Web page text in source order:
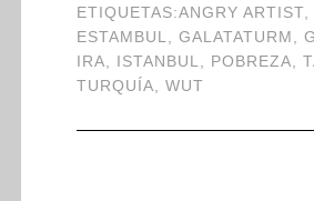
ETIQUETAS:ANGRY ARTIST,
ESTAMBUL, GALATATURM ,
IRA, ISTANBUL, POBREZA,
TURQUÍA, WUT